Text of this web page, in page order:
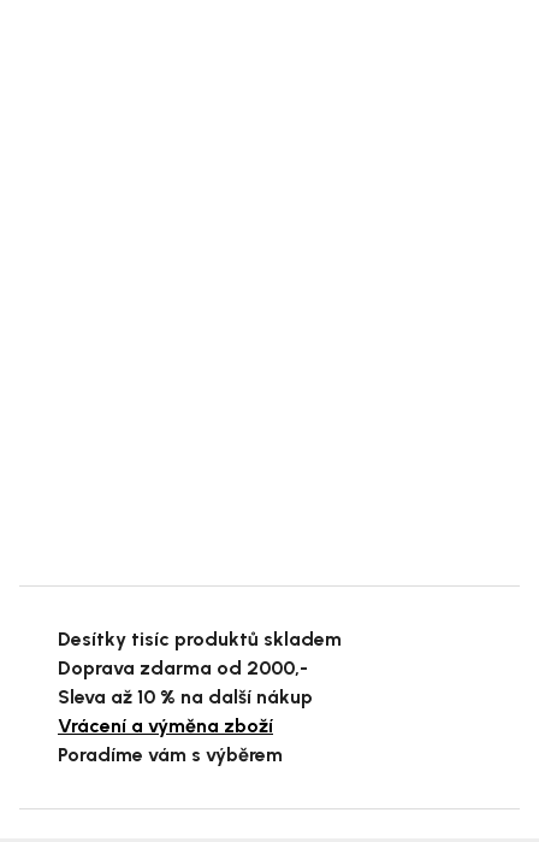
Desítky tisíc produktů skladem
Doprava zdarma od 2000,-
Sleva až 10 % na další nákup
Vrácení a výměna zboží
Poradíme vám s výběrem